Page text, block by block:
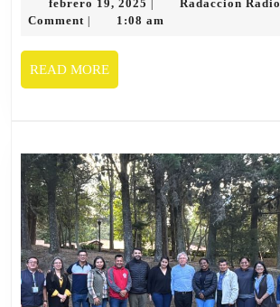
afecta
a
febrero 19, 2025
19,
| Radaccion Radio
Comment | 1:08 am
READ MOREREAD
MORE